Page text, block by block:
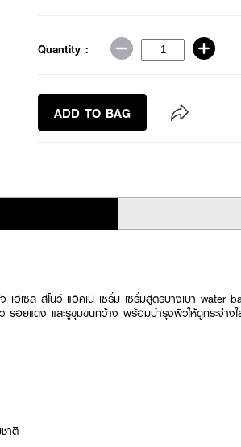
Quantity :
ADD TO BAG
เฮเซล สโนว์ แอคเน่ เซรั่ม เซรั่มสูตรบางเบา water
อยแดง และรูขุมขนกว้าง พร้อมบำรุงผิวให้ดูกระจ่าง
าติ